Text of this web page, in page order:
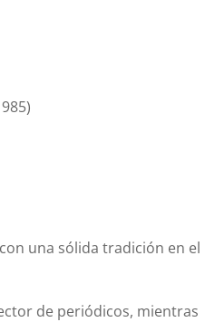
una sólida tradición en el
de periódicos, mientras